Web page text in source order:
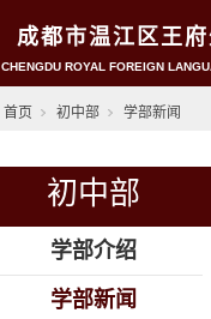
成都市温江区王
CHENGDU ROYAL FOREIGN
首页 初中部 学部新闻
初中部
学部介绍
学部新闻